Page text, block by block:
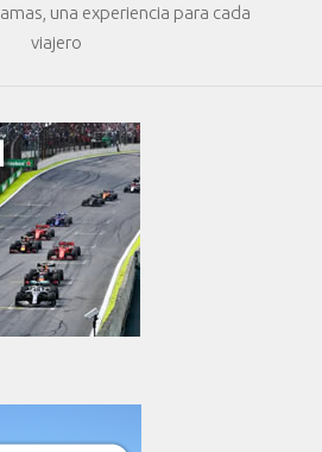
una experiencia para cada
viajero